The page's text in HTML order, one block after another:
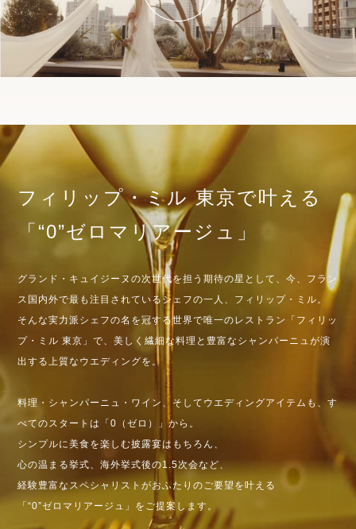
フィリップ・ミル 東京で叶える
「“0”ゼロマリアージュ」
グランド・キュイジーヌの次世代を担う期待の星として、今、フラン
ス国内外で最も注目されているシェフの一人、フィリップ・ミル。
そんな実力派シェフの名を冠する世界で唯一のレストラン「フィリッ
プ・ミル 東京」で、美しく繊細な料理と豊富なシャンパーニュが演
出する上質なウエディングを。
料理・シャンパーニュ・ワイン、そしてウエディングアイテムも、す
べてのスタートは「0（ゼロ）」から。
シンプルに美食を楽しむ披露宴はもちろん、
心の温まる挙式、海外挙式後の1.5次会など、
経験豊富なスペシャリストがおふたりのご要望を叶える
「“0”ゼロマリアージュ」をご提案します。